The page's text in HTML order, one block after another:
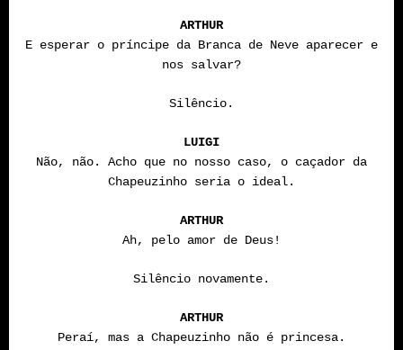
ARTHUR
E esperar o príncipe da Branca de Neve aparecer e
nos salvar?
Silêncio.
LUIGI
Não, não. Acho que no nosso caso, o caçador da
Chapeuzinho seria o ideal.
ARTHUR
Ah, pelo amor de Deus!
Silêncio novamente.
ARTHUR
Peraí, mas a Chapeuzinho não é princesa.